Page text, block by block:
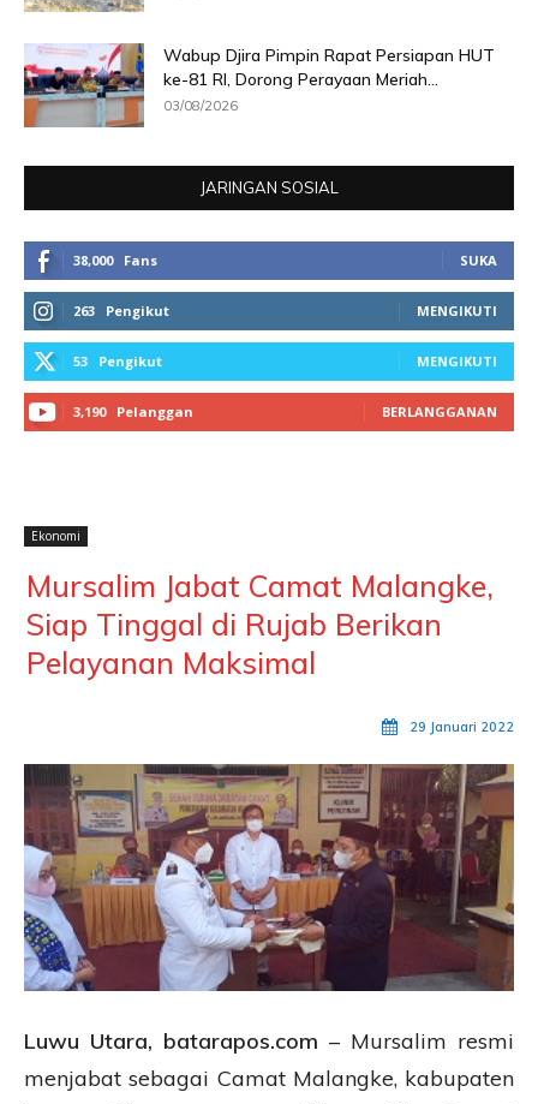
Wabup Djira Pimpin Rapat Persiapan HUT
ke-81 RI, Dorong Perayaan Meriah...
03/08/2026
JARINGAN SOSIAL
38,000 Fans SUKA
263 Pengikut MENGIKUTI
53 Pengikut MENGIKUTI
3,190 Pelanggan BERLANGGANAN